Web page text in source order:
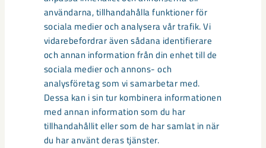
användarna, tillhandahålla funktioner för
sociala medier och analysera vår trafik. Vi
vidarebefordrar även sådana identifierare
och annan information från din enhet till de
sociala medier och annons- och
analysföretag som vi samarbetar med.
Dessa kan i sin tur kombinera informationen
med annan information som du har
tillhandahållit eller som de har samlat in när
du har använt deras tjänster.
Under sommaren 2026 fortsätter avveckling av fastigheter i
gamla Kiruna centrum på grund av den pågående gruvdriften
– bland annat ...